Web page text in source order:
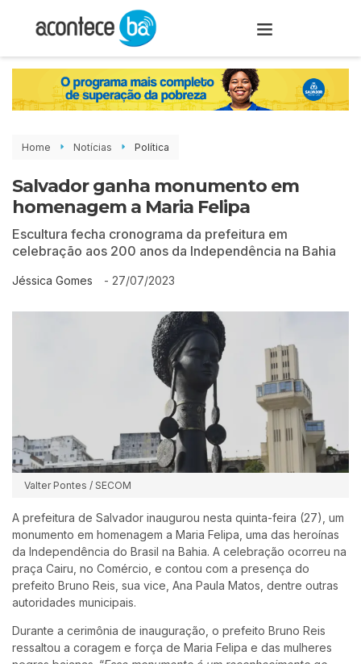
Home Notícias Política
Salvador ganha monumento em
homenagem a Maria Felipa
Escultura fecha cronograma da prefeitura em
celebração aos 200 anos da Independência na Bahia
Jéssica Gomes - 27/07/2023
Valter Pontes / SECOM
A prefeitura de Salvador inaugurou nesta quinta-feira (27), um
monumento em homenagem a Maria Felipa, uma das heroínas
da Independência do Brasil na Bahia. A celebração ocorreu na
praça Cairu, no Comércio, e contou com a presença do
prefeito Bruno Reis, sua vice, Ana Paula Matos, dentre outras
autoridades municipais.
Durante a cerimônia de inauguração, o prefeito Bruno Reis
ressaltou a coragem e força de Maria Felipa e das mulheres